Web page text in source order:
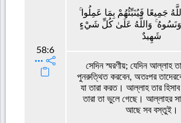
58:6
جَمِيعًا فَيُنَبِّئُهُمْ بِمَا عَمِلُوا
وَنَسُوهُ ۚ وَاللَّهُ عَلَىٰ كُلِّ شَيْءٍ
شَهِيدٌ
সেদিন স্মরণীয়; যেদিন আল্লাহ
পুনরুত্থিত করবেন, অতঃপর
যা তারা করত। আল্লাহ তার
তারা তা ভুলে গেছে। আল্লাহর
আছে সব বস্তুই।